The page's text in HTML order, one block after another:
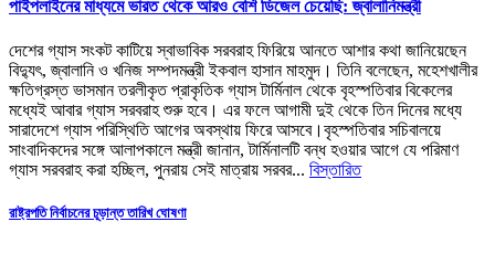
পাইপলাইনের মাধ্যমে ভারত থেকে আরও বেশি ডিজেল চেয়েছি: জ্বালানিমন্ত্রী
দেশের গ্যাস সংকট কাটিয়ে স্বাভাবিক সরবরাহ ফিরিয়ে আনতে আশার কথা জানিয়েছেন
বিদ্যুৎ, জ্বালানি ও খনিজ সম্পদমন্ত্রী ইকবাল হাসান মাহমুদ। তিনি বলেছেন, মহেশখালীর
ক্ষতিগ্রস্ত ভাসমান তরলীকৃত প্রাকৃতিক গ্যাস টার্মিনাল থেকে বৃহস্পতিবার বিকেলের
মধ্যেই আবার গ্যাস সরবরাহ শুরু হবে। এর ফলে আগামী দুই থেকে তিন দিনের মধ্যে
সারাদেশে গ্যাস পরিস্থিতি আগের অবস্থায় ফিরে আসবে।বৃহস্পতিবার সচিবালয়ে
সাংবাদিকদের সঙ্গে আলাপকালে মন্ত্রী জানান, টার্মিনালটি বন্ধ হওয়ার আগে যে পরিমাণ
গ্যাস সরবরাহ করা হচ্ছিল, পুনরায় সেই মাত্রায় সরবর... বিস্তারিত
রাষ্ট্রপতি নির্বাচনের চূড়ান্ত তারিখ ঘোষণা